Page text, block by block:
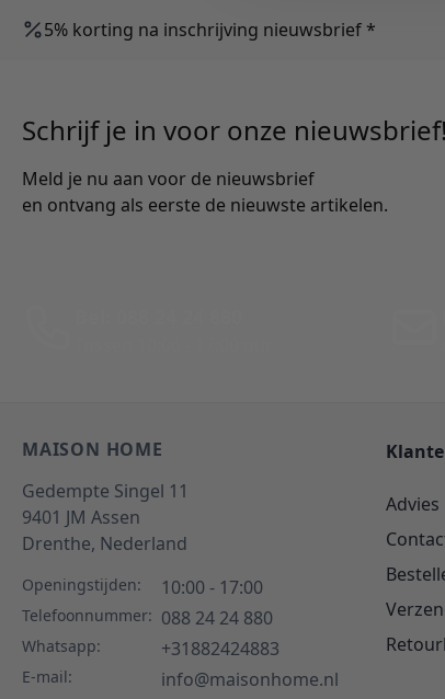
5% korting na inschrijving nieuwsbrief *
Schrijf je in voor onze nieuwsbrief!
Meld je nu aan voor de nieuwsbrief
en ontvang als eerste de nieuwste artikelen.
MAISON HOME
Gedempte Singel 11
9401 JM Assen
Drenthe, Nederland
Openingstijden: 10:00 - 17:00
Telefoonnummer: 088 24 24 880
Whatsapp: +31882424883
E-mail: info@maisonhome.nl
Advies